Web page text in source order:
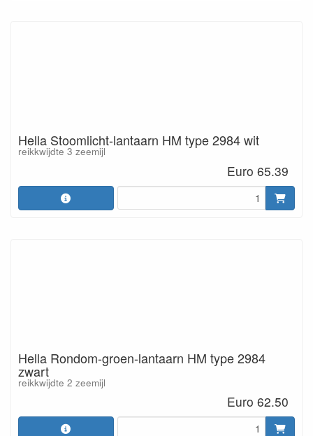
Hella Stoomlicht-lantaarn HM type 2984 wit
reikkwijdte 3 zeemijl
Euro 65.39
Hella Rondom-groen-lantaarn HM type 2984
zwart
reikkwijdte 2 zeemijl
Euro 62.50